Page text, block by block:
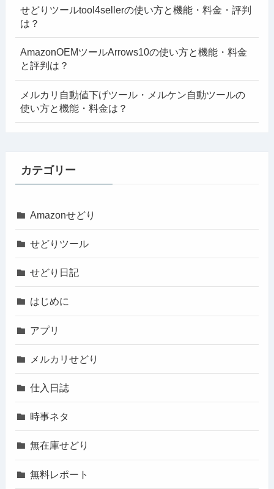
せどりツールtool4sellerの使い方と機能・料金・評判
は？
AmazonOEMツールArrows10の使い方と機能・料金
と評判は？
メルカリ自動値下げツール・メルケン自動ツールの
使い方と機能・料金は？
カテゴリー
Amazonせどり
せどりツール
せどり日記
はじめに
アプリ
メルカリせどり
仕入日誌
時事ネタ
無在庫せどり
無料レポート